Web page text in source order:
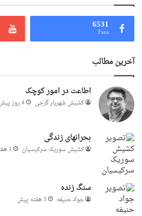
6531
Fans
آخرین مطالب
اطاعت در امور کوچک
کشیش شهریار گرجى 4 روز پیش
بحرانهای زندگی
کشیش سوریک سرکیسیان 1 هفته پیش
سنگ زنده
جواد حنیفه 3 هفته پیش